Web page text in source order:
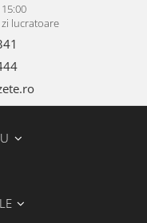
lucratoare